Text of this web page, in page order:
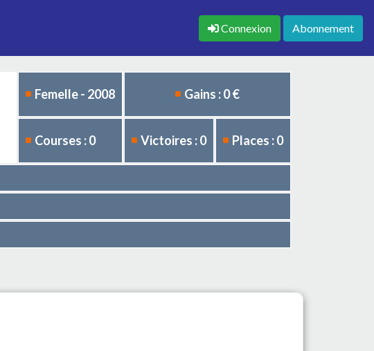
Connexion Abonnement
Femelle - 2008 Gains : 0 €
Courses : 0 Victoires : 0 Places : 0